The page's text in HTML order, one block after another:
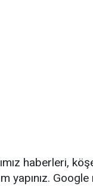
haberleri,
yapınız. Google